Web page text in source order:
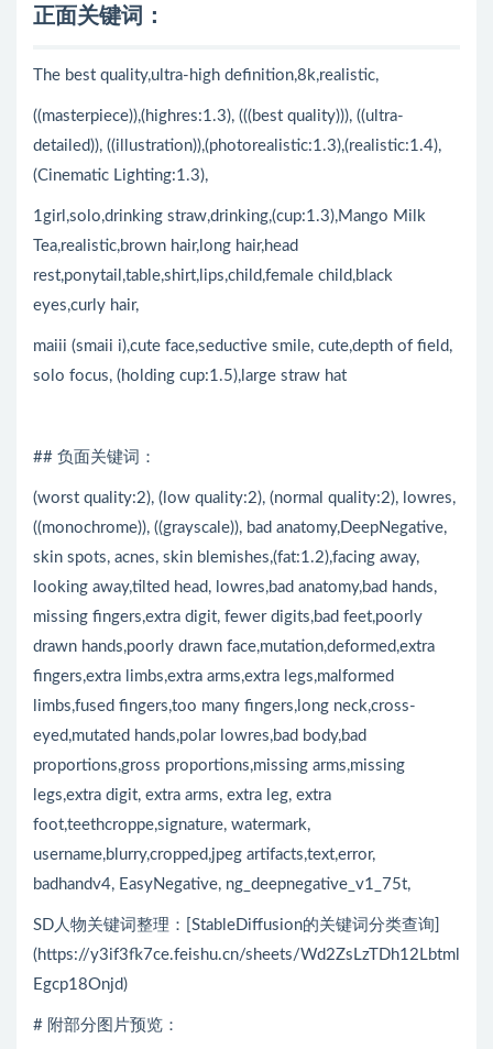
正面关键词：
The best quality,ultra-high definition,8k,realistic,
((masterpiece)),(highres:1.3), (((best quality))), ((ultra-
detailed)), ((illustration)),(photorealistic:1.3),(realistic:1.4),
(Cinematic Lighting:1.3),
1girl,solo,drinking straw,drinking,(cup:1.3),Mango Milk
Tea,realistic,brown hair,long hair,head
rest,ponytail,table,shirt,lips,child,female child,black
eyes,curly hair,
maiii (smaii i),cute face,seductive smile, cute,depth of field,
solo focus, (holding cup:1.5),large straw hat
## 负面关键词：
(worst quality:2), (low quality:2), (normal quality:2), lowres,
((monochrome)), ((grayscale)), bad anatomy,DeepNegative,
skin spots, acnes, skin blemishes,(fat:1.2),facing away,
looking away,tilted head, lowres,bad anatomy,bad hands,
missing fingers,extra digit, fewer digits,bad feet,poorly
drawn hands,poorly drawn face,mutation,deformed,extra
fingers,extra limbs,extra arms,extra legs,malformed
limbs,fused fingers,too many fingers,long neck,cross-
eyed,mutated hands,polar lowres,bad body,bad
proportions,gross proportions,missing arms,missing
legs,extra digit, extra arms, extra leg, extra
foot,teethcroppe,signature, watermark,
username,blurry,cropped,jpeg artifacts,text,error,
badhandv4, EasyNegative, ng_deepnegative_v1_75t,
SD人物关键词整理：[StableDiffusion的关键词分类查询]
(https://y3if3fk7ce.feishu.cn/sheets/Wd2ZsLzTDh12Lbtml
Egcp18Onjd)
# 附部分图片预览：